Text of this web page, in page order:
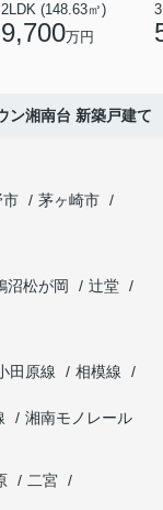
2LDK (148.63㎡)
9,700万円
ン湘南台 新築戸建て
市
茅ヶ崎市
沼松が岡
辻堂
田原線
相模線
湘南モノレール
二宮